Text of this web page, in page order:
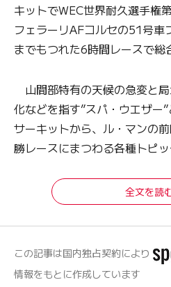
キットでWEC世界耐久選手権
フェラーリAFコルセの51号
までもつれた6時間レースで総
山間部特有の天候の急変と
化などを指す”スパ・ウエザー
サーキットから、ル・マンの
勝レースにまつわる各種トピッ
全文を読
この記事は国内独占契約により
情報をもとに作成しています